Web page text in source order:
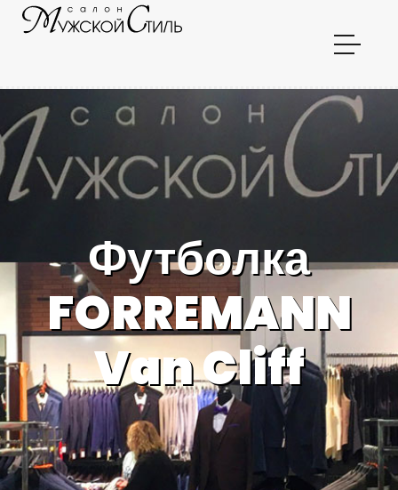
Футболка
FORREMANN
Van Cliff